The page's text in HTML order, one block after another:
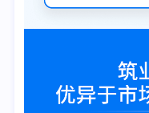
建筑工程有限责任公司
贵州建工集团第七建筑